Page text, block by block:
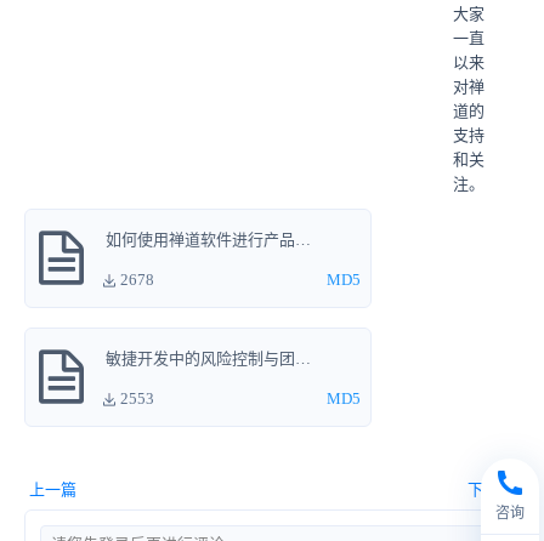
大家
一直
以来
对禅
道的
支持
和关
注。
如何使用禅道软件进行产品的全生命周期管理.ppt
2678 MD5
敏捷开发中的风险控制与团队协作.pdf
2553 MD5
上一篇 下一篇
咨询